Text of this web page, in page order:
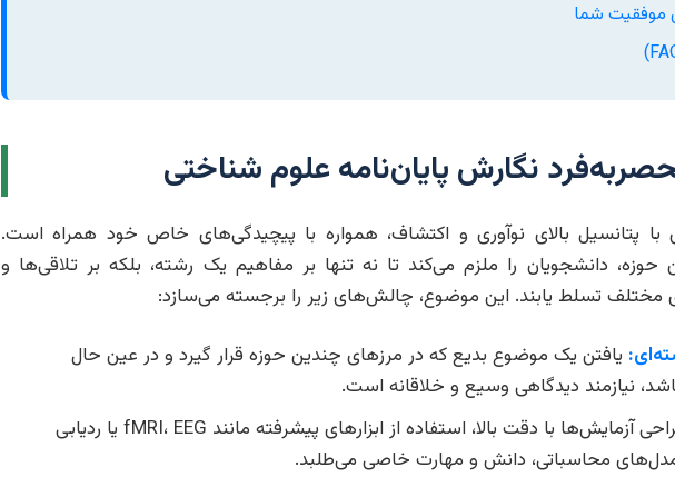
موفقیت شما
نگارش پایان‌نامه علوم شناختی
با پتانسیل بالای نوآوری و اکتشاف، همواره با پیچیدگی‌های خاص خود همراه است.
دانشجویان را ملزم می‌کند تا نه تنها بر مفاهیم یک رشته، بلکه بر تلاقی‌ها و
مختلف تسلط یابند. این موضوع، چالش‌های زیر را برجسته می‌سازد:
یافتن یک موضوع بدیع که در مرزهای چندین حوزه قرار گیرد و در عین حال
نیازمند دیدگاهی وسیع و خلاقانه است.
طراحی آزمایش‌ها با دقت بالا، استفاده از ابزارهای پیشرفته مانند fMRI، EEG یا ردیابی
محاسباتی، دانش و مهارت خاصی می‌طلبد.